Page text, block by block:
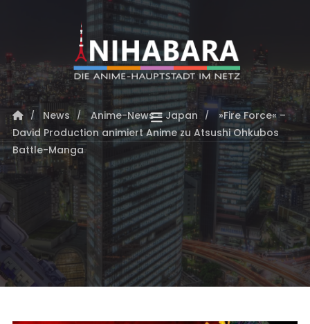
News Anime-News - Japan
»Fire Force« –
David Production animiert Anime zu Atsushi Ohkubos
Battle-Manga